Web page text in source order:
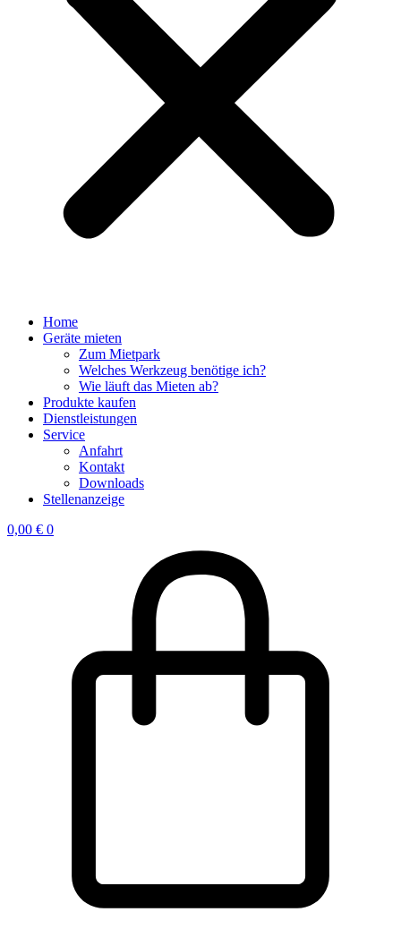
Home
Geräte mieten
Zum Mietpark
Welches Werkzeug benötige ich?
Wie läuft das Mieten ab?
Produkte kaufen
Dienstleistungen
Service
Anfahrt
Kontakt
Downloads
Stellenanzeige
0,00 € 0